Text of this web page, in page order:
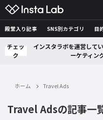
殿堂入り記事 SNS別カテゴリ 目
チェッ
ク
インスタラボを運営して
ーケティン
ホーム Travel Ads
Travel Adsの記事一